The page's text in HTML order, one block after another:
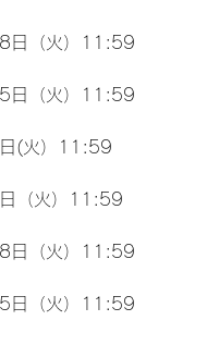
日（火）11:59
日（火）11:59
(火）11:59
（火）11:59
日（火）11:59
日（火）11:59